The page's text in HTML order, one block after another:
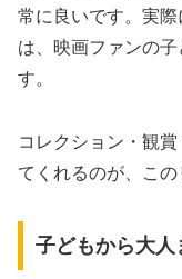
常に良いです。実
は、映画ファンの
す。
コレクション・観
てくれるのが、この
子どもから大人